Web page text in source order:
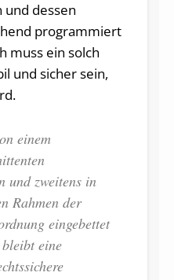
dessen
programmiert
muss ein solch
und sicher sein,
einem
und zweitens in
Rahmen der
eingebettet
eine